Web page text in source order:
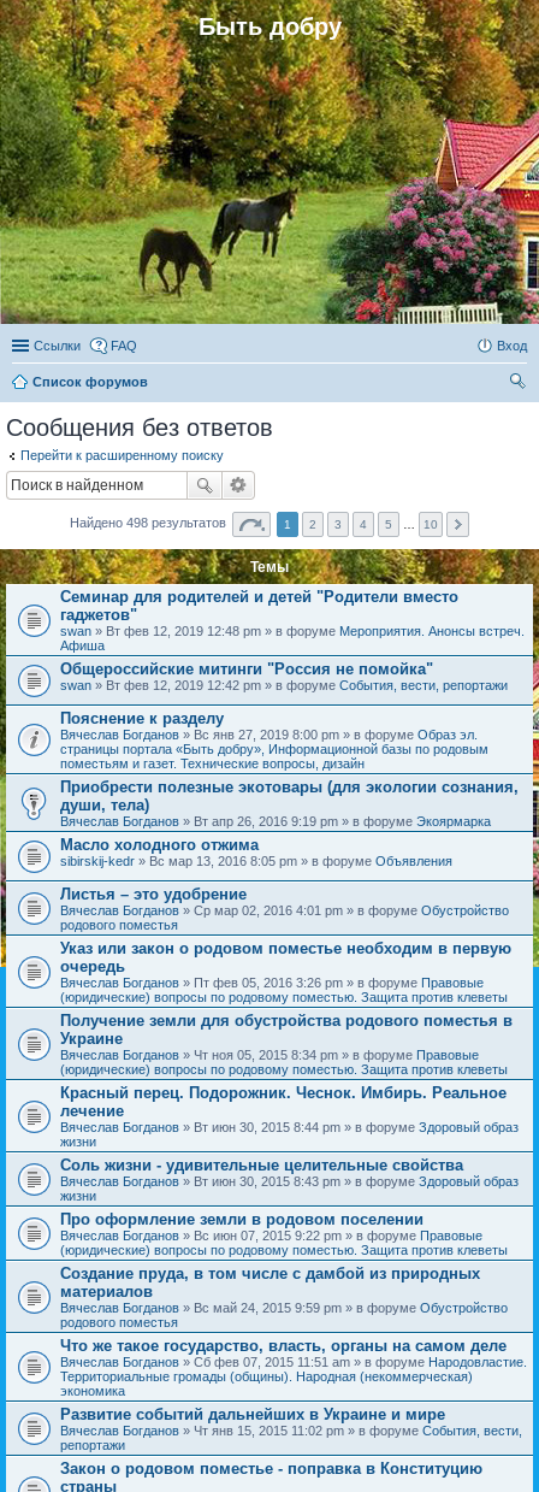
Быть добру
Ссылки FAQ Вход
Список форумов
Сообщения без ответов
Перейти к расширенному поиску
Найдено 498 результатов 1 2 3 4 5 10
Темы
Семинар для родителей и детей "Родители вместо
гаджетов"
swan » Вт фев 12, 2019 12:48 pm » в форуме Мероприятия. Анонсы встреч.
Афиша
Общероссийские митинги "Россия не помойка"
swan » Вт фев 12, 2019 12:42 pm » в форуме События, вести, репортажи
Пояснение к разделу
Вячеслав Богданов » Вс янв 27, 2019 8:00 pm » в форуме Образ эл.
страницы портала «Быть добру», Информационной базы по родовым
поместьям и газет. Технические вопросы, дизайн
Приобрести полезные экотовары (для экологии сознания,
души, тела)
Вячеслав Богданов » Вт апр 26, 2016 9:19 pm » в форуме Экоярмарка
Масло холодного отжима
sibirskij-kedr » Вс мар 13, 2016 8:05 pm » в форуме Объявления
Листья – это удобрение
Вячеслав Богданов » Ср мар 02, 2016 4:01 pm » в форуме Обустройство
родового поместья
Указ или закон о родовом поместье необходим в первую
очередь
Вячеслав Богданов » Пт фев 05, 2016 3:26 pm » в форуме Правовые
(юридические) вопросы по родовому поместью. Защита против клеветы
Получение земли для обустройства родового поместья в
Украине
Вячеслав Богданов » Чт ноя 05, 2015 8:34 pm » в форуме Правовые
(юридические) вопросы по родовому поместью. Защита против клеветы
Красный перец. Подорожник. Чеснок. Имбирь. Реальное
лечение
Вячеслав Богданов » Вт июн 30, 2015 8:44 pm » в форуме Здоровый образ
жизни
Соль жизни - удивительные целительные свойства
Вячеслав Богданов » Вт июн 30, 2015 8:43 pm » в форуме Здоровый образ
жизни
Про оформление земли в родовом поселении
Вячеслав Богданов » Вс июн 07, 2015 9:22 pm » в форуме Правовые
(юридические) вопросы по родовому поместью. Защита против клеветы
Создание пруда, в том числе с дамбой из природных
материалов
Вячеслав Богданов » Вс май 24, 2015 9:59 pm » в форуме Обустройство
родового поместья
Что же такое государство, власть, органы на самом деле
Вячеслав Богданов » Сб фев 07, 2015 11:51 am » в форуме Народовластие.
Территориальные громады (общины). Народная (некоммерческая)
экономика
Развитие событий дальнейших в Украине и мире
Вячеслав Богданов » Чт янв 15, 2015 11:02 pm » в форуме События, вести,
репортажи
Закон о родовом поместье - поправка в Конституцию
страны